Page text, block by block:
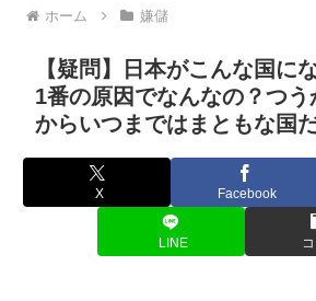
ホーム 嫌儲
【疑問】日本がこんな国に
1番の原因でなんなの？つ
からいつまではまともな国
X Facebook
LINE